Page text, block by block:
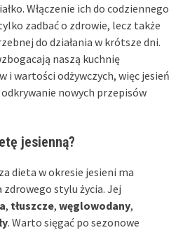
Włączenie ich do codziennego
zadbać o zdrowie, lecz także
do działania w krótsze dni.
naszą kuchnię
i wartości odżywczych, więc jesień
nowych przepisów
jesienną?
dieta w okresie jesieni ma
stylu życia. Jej
, tłuszcze, węglowodany,
. Warto sięgać po sezonowe